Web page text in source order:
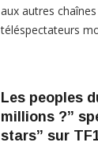
aux autres
téléspectateurs
Les peoples
millions ?”
stars” sur